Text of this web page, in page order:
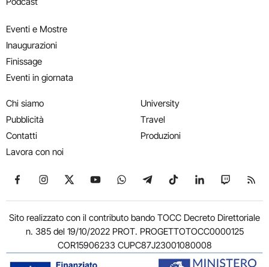
Eventi e Mostre
Inaugurazioni
Finissage
Eventi in giornata
Chi siamo
Pubblicità
Contatti
Lavora con noi
University
Travel
Produzioni
Seguici su Facebook
Seguici su Instagram
Seguici su X
Seguici su YouTube
Seguici su WhatsApp
Seguici su Telegram
Seguici su TikTok
Seguici su
Seguici
Sito realizzato con il contributo bando TOCC Decreto Direttoriale
n. 385 del 19/10/2022 PROT. PROGETTOTOCC0000125
COR15906233 CUPC87J23001080008